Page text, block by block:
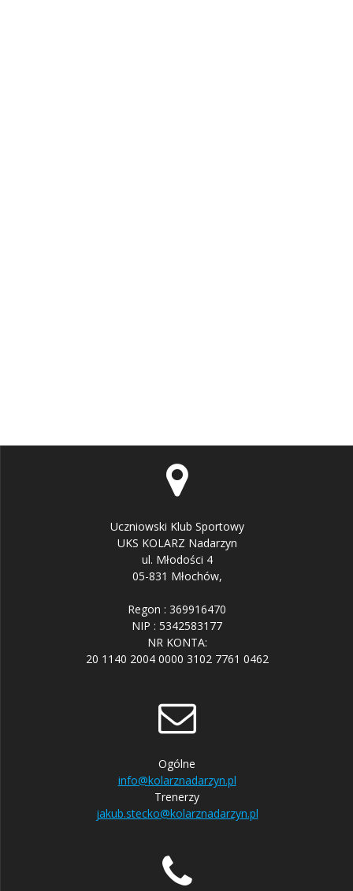
Uczniowski Klub Sportowy
UKS KOLARZ Nadarzyn
ul. Młodości 4
05-831 Młochów,
Regon : 369916470
NIP : 5342583177
NR KONTA:
20 1140 2004 0000 3102 7761 0462
Ogólne
info@kolarznadarzyn.pl
Trenerzy
jakub.stecko@kolarznadarzyn.pl